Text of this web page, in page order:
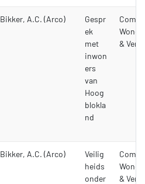
Bikker, A.C. (Arco)
Gespr
ek
met
inwon
ers
van
Hoog
blokla
nd
&
Bikker, A.C. (Arco)
Veilig
heids
onder
&